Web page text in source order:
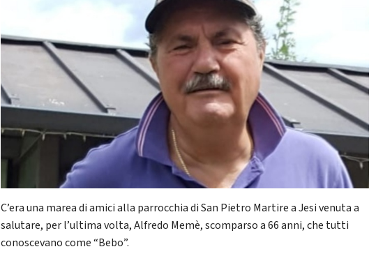
C’era una marea di amici alla parrocchia di San Pietro Martire a Jesi venuta a
salutare, per l’ultima volta, Alfredo Memè, scomparso a 66 anni, che tutti
conoscevano come “Bebo”.